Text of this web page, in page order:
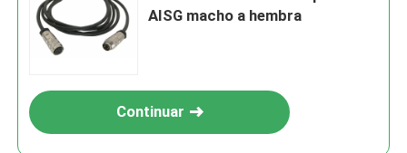
AISG macho a hembra
Continuar